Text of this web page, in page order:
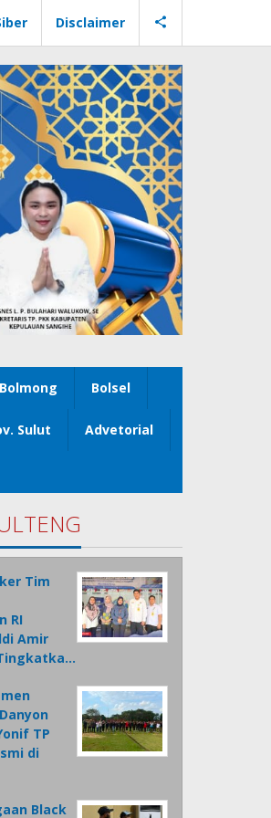
Disclaimer
Bolmong Bolsel
Sulut Advetorial
Tim
RI
Amir
TP
di
Black